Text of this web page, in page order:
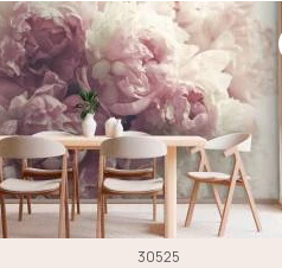
30525